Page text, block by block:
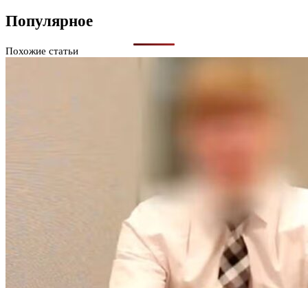
Популярное
Похожие статьи